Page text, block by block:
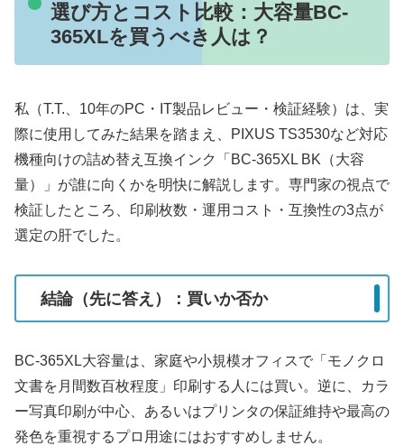
選び方とコスト比較：大容量BC-
365XLを買うべき人は？
私（T.T.、10年のPC・IT製品レビュー・検証経験）は、実
際に使用してみた結果を踏まえ、PIXUS TS3530など対応
機種向けの詰め替え互換インク「BC-365XL BK（大容
量）」が誰に向くかを明快に解説します。専門家の視点で
検証したところ、印刷枚数・運用コスト・互換性の3点が
選定の肝でした。
結論（先に答え）：買いか否か
BC-365XL大容量は、家庭や小規模オフィスで「モノクロ
文書を月間数百枚程度」印刷する人には買い。逆に、カラ
ー写真印刷が中心、あるいはプリンタの保証維持や最高の
発色を重視するプロ用途にはおすすめしません。